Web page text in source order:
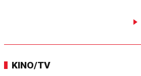
KINO/TV